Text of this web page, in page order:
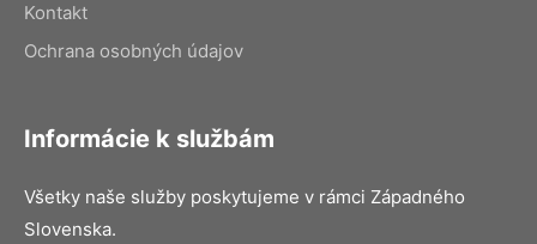
Kontakt
Ochrana osobných údajov
Informácie k službám
Všetky naše služby poskytujeme v rámci Západného
Slovenska.